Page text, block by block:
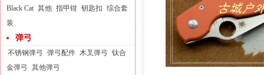
Black Cat 其他 指甲钳 钥匙扣 综合套
装
弹弓
不锈钢弹弓 弹弓配件 木叉弹弓
钛合
金弹弓
其他弹弓